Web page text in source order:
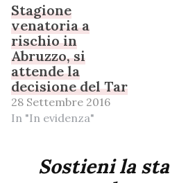
Stagione
venatoria a
rischio in
Abruzzo, si
attende la
decisione del Tar
28 Settembre 2016
In "In evidenza"
Sostieni la